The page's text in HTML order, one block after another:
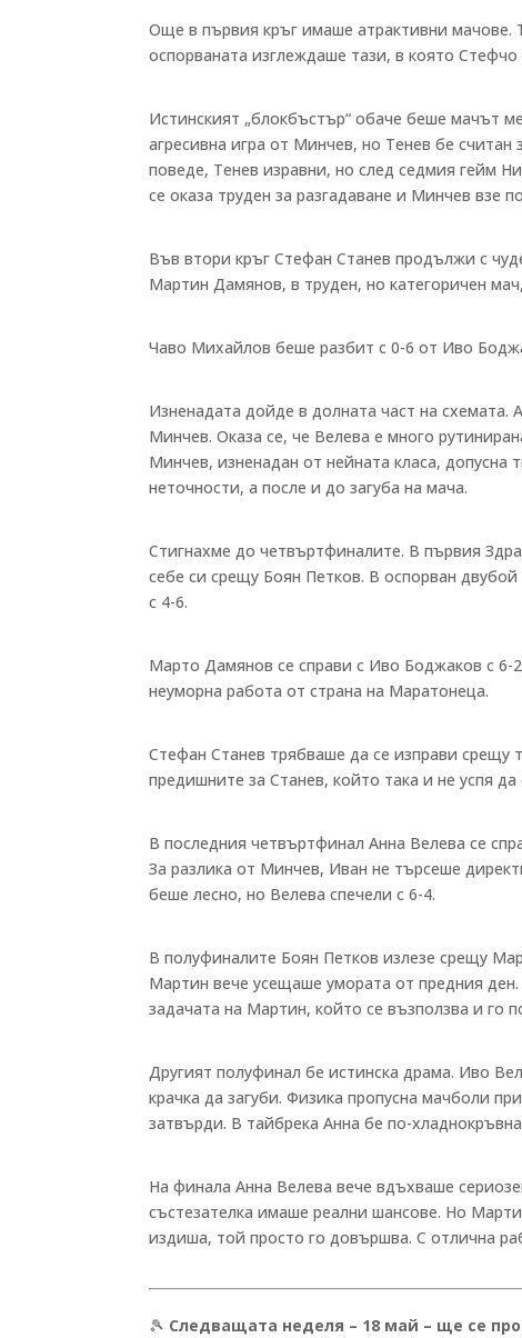
Още в първия кръг имаше атрактивни
оспорваната изглеждаше тази, в която
Истинският „блокбъстър“ обаче беше мачът
агресивна игра от Минчев, но Тенев бе
поведе, Тенев изравни, но след седмия гейм
се оказа труден за разгадаване и Минчев взе
Във втори кръг Стефан Станев продължи с
Мартин Дамянов, в труден, но категоричен
Чаво Михайлов беше разбит с 0-6 от Иво
Изненадата дойде в долната част на схемата.
Минчев. Оказа се, че Велева е много
Минчев, изненадан от нейната класа, допусна
неточности, а после и до загуба на мача.
Стигнахме до четвъртфиналите. В първия
себе си срещу Боян Петков. В оспорван
с 4-6.
Марто Дамянов се справи с Иво Боджаков с 6-
неуморна работа от страна на Маратонеца.
Стефан Станев трябваше да се изправи
предишните за Станев, който така и не успя
В последния четвъртфинал Анна Велева се
За разлика от Минчев, Иван не търсеше
беше лесно, но Велева спечели с 6-4.
В полуфиналите Боян Петков излезе срещу
Мартин вече усещаше умората от предния
задачата на Мартин, който се възползва и го
Другият полуфинал бе истинска драма. Иво
крачка да загуби. Физика пропусна мачболи
затвърди. В тайбрека Анна бе по-
На финала Анна Велева вече вдъхваше
състезателка имаше реални шансове. Но
издиша, той просто го довършва. С отлична
🎾 Следващата неделя – 18 май – ще се